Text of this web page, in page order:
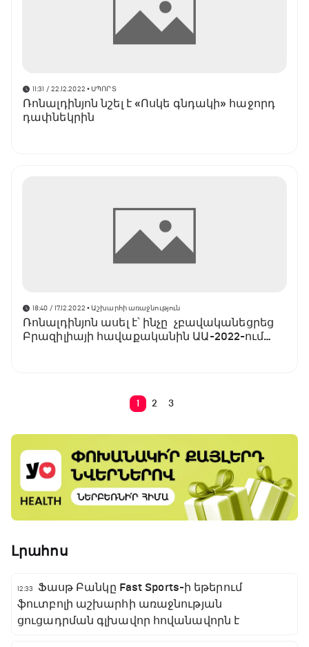
11:31 / 22.12.2022 • ՍՊՈՐՏ
Ռոնալդինյոն նշել է «Ոսկե գնդակի» հաջորդ
դափնեկրին
18:40 / 17.12.2022 • Աշխարհի առաջնություն
Ռոնալդինյոն ասել է՝ ինչը չբավականեցրեց
Բրազիլիայի հավաքականին ԱԱ-2022-ում
1 2 3
Լրահոս
12:33
Ֆասթ Բանկը Fast Sports-ի եթերում
ֆուտբոլի աշխարհի առաջնության
ցուցադրման գլխավոր հովանավորն է